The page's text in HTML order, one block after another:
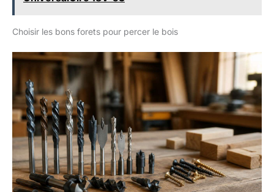
2x 5mm, 2x 6mm, 2x 8mm, 1x
10mm, 1x 12mm
Choisir les bons forets pour percer le bois